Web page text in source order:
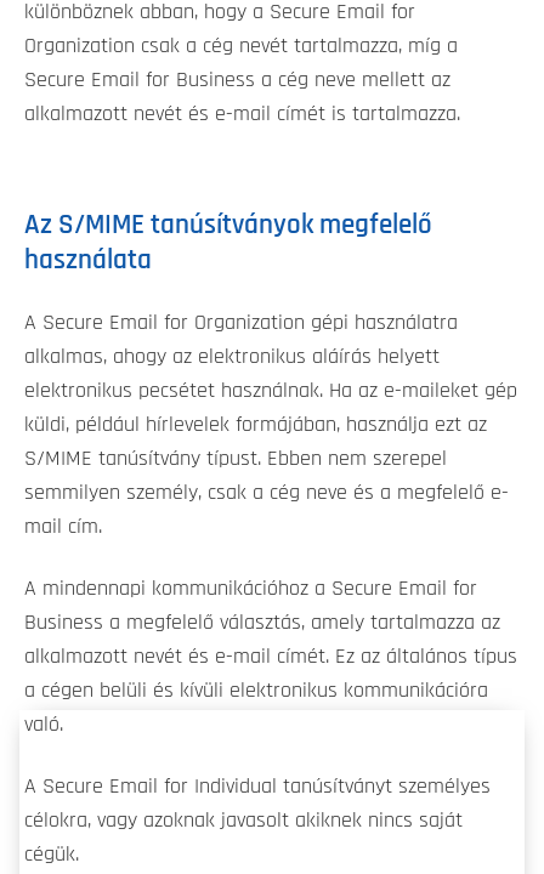
különböznek abban, hogy a Secure Email for
Organization csak a cég nevét tartalmazza, míg a
Secure Email for Business a cég neve mellett az
alkalmazott nevét és e-mail címét is tartalmazza.
Az S/MIME tanúsítványok megfelelő
használata
A Secure Email for Organization gépi használatra
alkalmas, ahogy az elektronikus aláírás helyett
elektronikus pecsétet használnak. Ha az e-maileket gép
küldi, például hírlevelek formájában, használja ezt az
S/MIME tanúsítvány típust. Ebben nem szerepel
semmilyen személy, csak a cég neve és a megfelelő e-
mail cím.
A mindennapi kommunikációhoz a Secure Email for
Business a megfelelő választás, amely tartalmazza az
alkalmazott nevét és e-mail címét. Ez az általános típus
a cégen belüli és kívüli elektronikus kommunikációra
való.
A Secure Email for Individual tanúsítványt személyes
célokra, vagy azoknak javasolt akiknek nincs saját
cégük.